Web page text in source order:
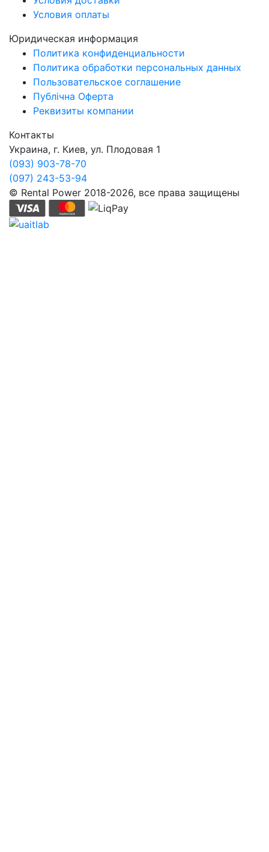
Условия оплаты
Юридическая информация
Политика конфиденциальности
Политика обработки персональных данных
Пользовательское соглашение
Публічна Оферта
Реквизиты компании
Контакты
Украина, г. Киев, ул. Плодовая 1
(093) 903-78-70
(097) 243-53-94
© Rental Power 2018-2026, все права защищены